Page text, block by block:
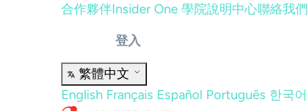
合作夥伴Insider One 學院說明中心聯絡我們
登入
繁體中文
English Français Español Português 한국어